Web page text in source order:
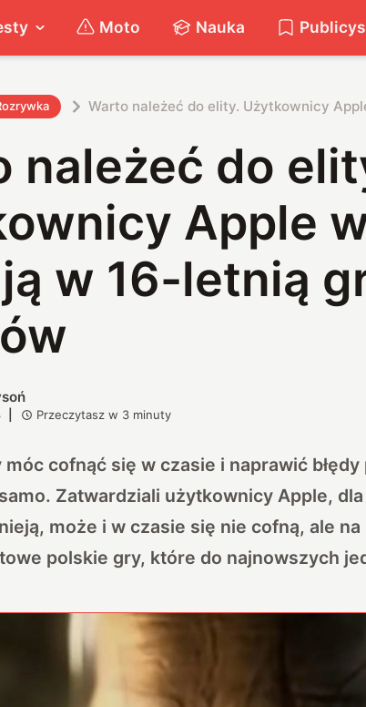
Moto Nauka
Warto należeć do elity. Użytkownicy
należeć do
Apple
w 16-letnią
Przeczytasz w 3 minuty
móc cofnąć się w czasie i naprawić
Zatwardziali użytkownicy Apple,
może i w czasie się nie cofną, ale
polskie gry, które do najnowszych